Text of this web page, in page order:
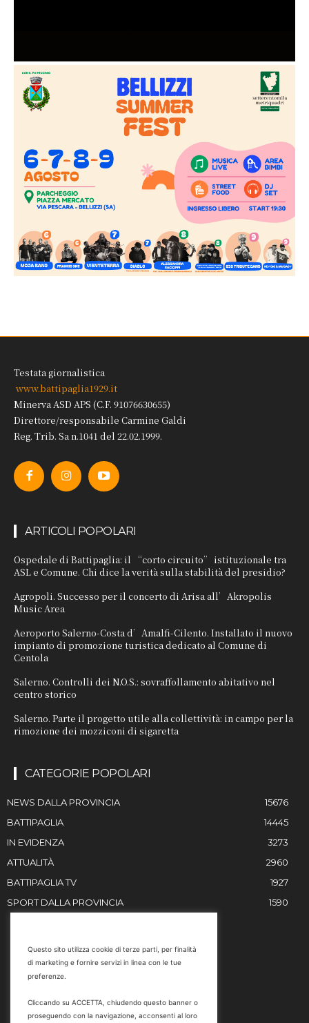
Testata giornalistica
www.battipaglia1929.it
Minerva ASD APS (C.F. 91076630655)
Direttore/responsabile Carmine Galdi
Reg. Trib. Sa n.1041 del 22.02.1999.
ARTICOLI POPOLARI
Ospedale di Battipaglia: il “corto circuito” istituzionale tra
ASL e Comune. Chi dice la verità sulla stabilità del presidio?
Agropoli. Successo per il concerto di Arisa all’Akropolis
Music Area
Aeroporto Salerno-Costa d’Amalfi-Cilento. Installato il nuovo
impianto di promozione turistica dedicato al Comune di
Centola
Salerno. Controlli dei N.O.S.: sovraffollamento abitativo nel
centro storico
Salerno. Parte il progetto utile alla collettività: in campo per la
rimozione dei mozziconi di sigaretta
CATEGORIE POPOLARI
NEWS DALLA PROVINCIA
15676
BATTIPAGLIA
14445
IN EVIDENZA
3273
ATTUALITÀ
2960
BATTIPAGLIA TV
1927
SPORT DALLA PROVINCIA
1590
Email
marketing@battipaglia1929.it
Questo sito utilizza cookie di terze parti, per finalità
di marketing e fornire servizi in linea con le tue
preferenze.
Cliccando su ACCETTA, chiudendo questo banner o
proseguendo con la navigazione, acconsenti al loro